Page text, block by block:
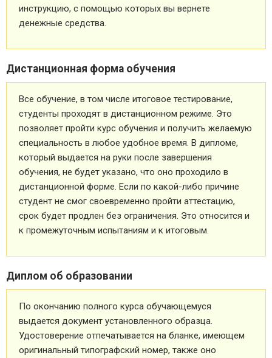
инструкцию, с помощью которых вы вернете
денежные средства.
Дистанционная форма обучения
Все обучение, в том числе итоговое тестирование,
студенты проходят в дистанционном режиме. Это
позволяет пройти курс обучения и получить желаемую
специальность в любое удобное время. В дипломе,
который выдается на руки после завершения
обучения, не будет указано, что оно проходило в
дистанционной форме. Если по какой-либо причине
студент не смог своевременно пройти аттестацию,
срок будет продлен без ограничения. Это относится и
к промежуточным испытаниям и к итоговым.
Диплом об образовании
По окончанию полного курса обучающемуся
выдается документ установленного образца.
Удостоверение отпечатывается на бланке, имеющем
оригинальный типографский номер, также оно